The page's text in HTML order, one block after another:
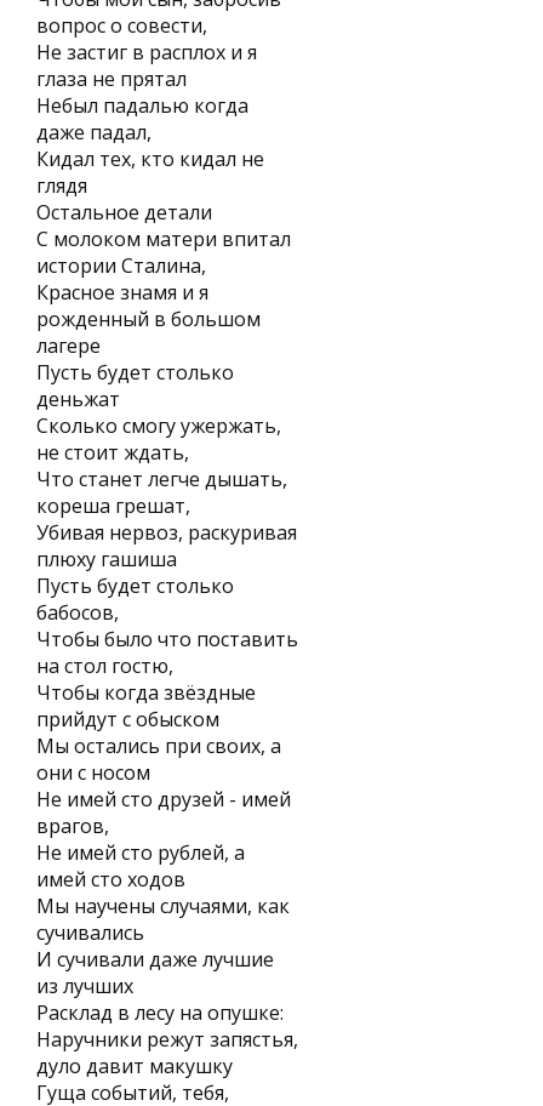
вопрос о совести,
Не застиг в расплох и я
глаза не прятал
Небыл падалью когда
даже падал,
Кидал тех, кто кидал не
глядя
Остальное детали
С молоком матери впитал
истории Сталина,
Красное знамя и я
рожденный в большом
лагере
Пусть будет столько
деньжат
Сколько смогу ужержать,
не стоит ждать,
Что станет легче дышать,
кореша грешат,
Убивая нервоз, раскуривая
плюху гашиша
Пусть будет столько
бабосов,
Чтобы было что поставить
на стол гостю,
Чтобы когда звёздные
прийдут с обыском
Мы остались при своих, а
они с носом
Не имей сто друзей - имей
врагов,
Не имей сто рублей, а
имей сто ходов
Мы научены случаями, как
сучивались
И сучивали даже лучшие
из лучших
Расклад в лесу на опушке:
Наручники режут запястья,
дуло давит макушку
Гуща событий, тебя,